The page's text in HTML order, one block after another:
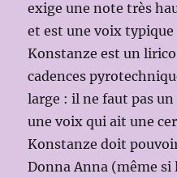
exige une note très
et est une voix
Konstanze est un
cadences
large : il ne faut pas
une voix qui ait une
Konstanze doit
Donna Anna (même si